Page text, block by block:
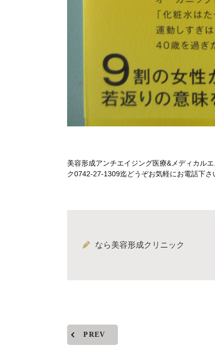
美容形成アンチエイジング医療&メディカル
ク0742-27-1309迄どうぞお気軽にお電話下さ
なら美容形成クリニック
PREV